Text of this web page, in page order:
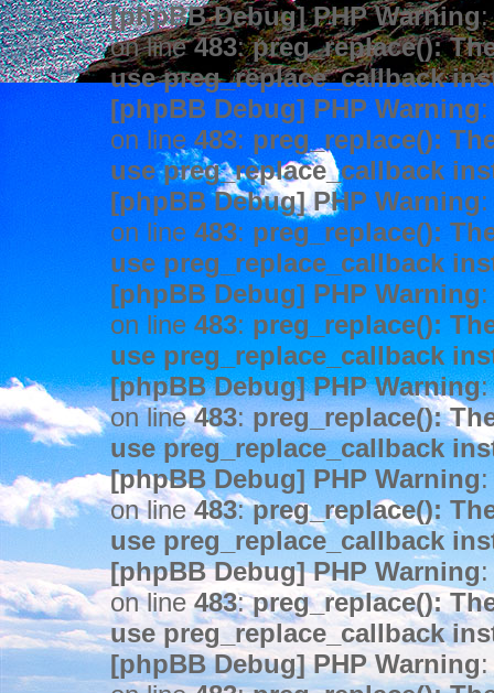
[phpBB Debug] PHP Warning:
on line483:preg_replace():
use preg_replace_callback
[phpBB Debug] PHP Warning
on line 483: preg_replace():
use preg_replace_callback
[phpBB Debug] PHP Warning
on line 483: preg_replace():
use preg_replace_callback
[phpBB Debug] PHP Warning
on line 483: preg_replace():
use preg_replace_callback
[phpBB Debug] PHP Warning:
on line483: preg_replace():
use preg_replace_callback
[phpBB Debug] PHP Warning
on line483:preg_replace():
use preg_replace_callback
[phpBB Debug] PHP Warning
on line483:preg_replace():
use preg_replace_callback
[phpBB Debug] PHP Warning